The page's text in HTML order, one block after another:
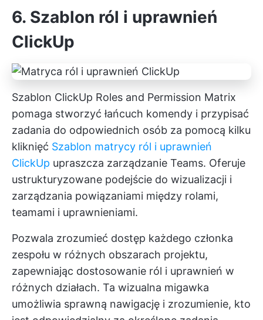
6. Szablon ról i uprawnień
ClickUp
Szablon ClickUp Roles and Permission Matrix
pomaga stworzyć łańcuch komendy i przypisać
zadania do odpowiednich osób za pomocą kilku
kliknięć Szablon matrycy ról i uprawnień
ClickUp upraszcza zarządzanie Teams. Oferuje
ustrukturyzowane podejście do wizualizacji i
zarządzania powiązaniami między rolami,
teamami i uprawnieniami.
Pozwala zrozumieć dostęp każdego członka
zespołu w różnych obszarach projektu,
zapewniając dostosowanie ról i uprawnień w
różnych działach. Ta wizualna migawka
umożliwia sprawną nawigację i zrozumienie, kto